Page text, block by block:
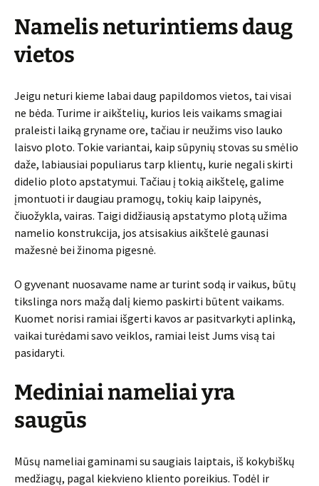
Namelis neturintiems daug
vietos
Jeigu neturi kieme labai daug papildomos vietos, tai visai
ne bėda. Turime ir aikštelių, kurios leis vaikams smagiai
praleisti laiką gryname ore, tačiau ir neužims viso lauko
laisvo ploto. Tokie variantai, kaip sūpynių stovas su smėlio
daže, labiausiai populiarus tarp klientų, kurie negali skirti
didelio ploto apstatymui. Tačiau į tokią aikštelę, galime
įmontuoti ir daugiau pramogų, tokių kaip laipynės,
čiuožykla, vairas. Taigi didžiausią apstatymo plotą užima
namelio konstrukcija, jos atsisakius aikštelė gaunasi
mažesnė bei žinoma pigesnė.
O gyvenant nuosavame name ar turint sodą ir vaikus, būtų
tikslinga nors mažą dalį kiemo paskirti būtent vaikams.
Kuomet norisi ramiai išgerti kavos ar pasitvarkyti aplinką,
vaikai turėdami savo veiklos, ramiai leist Jums visą tai
pasidaryti.
Mediniai nameliai yra
saugūs
Mūsų nameliai gaminami su saugiais laiptais, iš kokybiškų
medžiagų, pagal kiekvieno kliento poreikius. Todėl ir